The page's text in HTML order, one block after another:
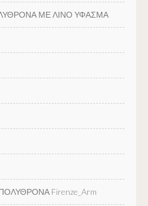
ΜΕ ΛΙΝΟ ΥΦΑΣΜΑ
Firenze_Arm